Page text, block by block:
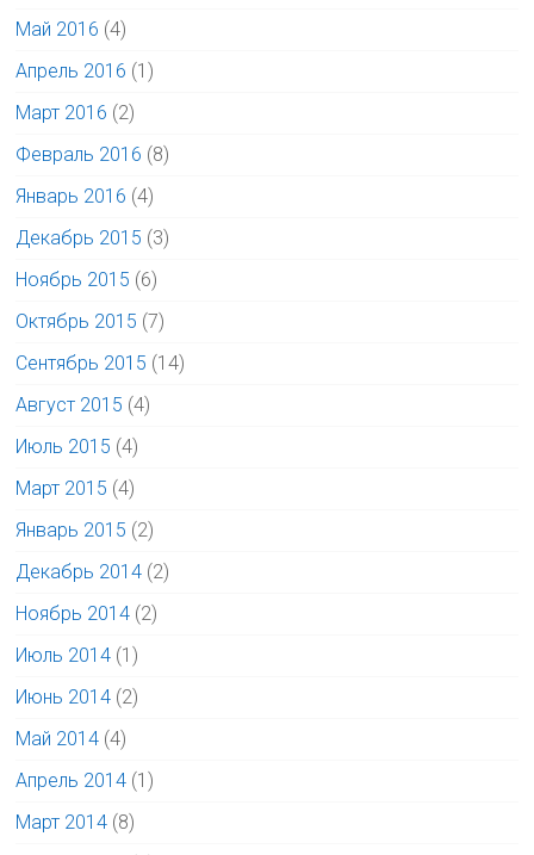
Май 2016 (4)
Апрель 2016 (1)
Март 2016 (2)
Февраль 2016 (8)
Январь 2016 (4)
Декабрь 2015 (3)
Ноябрь 2015 (6)
Октябрь 2015 (7)
Сентябрь 2015 (14)
Август 2015 (4)
Июль 2015 (4)
Март 2015 (4)
Январь 2015 (2)
Декабрь 2014 (2)
Ноябрь 2014 (2)
Июль 2014 (1)
Июнь 2014 (2)
Май 2014 (4)
Апрель 2014 (1)
Март 2014 (8)